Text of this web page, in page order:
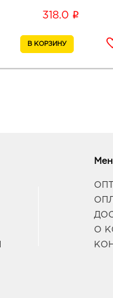
318.0 i
О